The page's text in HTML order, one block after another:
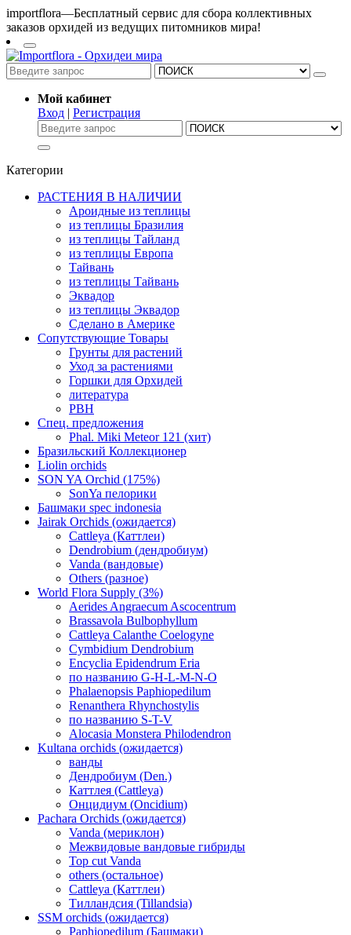
importflora—Бесплатный сервис для сбора коллективных
заказов орхидей из ведущих питомников мира!
Мой кабинет
Вход | Регистрация
Категории
РАСТЕНИЯ В НАЛИЧИИ
Ароидные из теплицы
из теплицы Бразилия
из теплицы Тайланд
из теплицы Европа
Тайвань
из теплицы Тайвань
Эквадор
из теплицы Эквадор
Сделано в Америке
Сопутствующие Товары
Грунты для растений
Уход за растениями
Горшки для Орхидей
литература
РВН
Спец. предложения
Phal. Miki Meteor 121 (хит)
Бразильский Коллекционер
Liolin orchids
SON YA Orchid (175%)
SonYa пелорики
Башмаки spec indonesia
Jairak Orchids (ожидается)
Cattleya (Каттлеи)
Dendrobium (дендробиум)
Vanda (вандовые)
Others (разное)
World Flora Supply (3%)
Aerides Angraecum Ascocentrum
Brassavola Bulbophyllum
Cattleya Calanthe Coelogyne
Cymbidium Dendrobium
Encyclia Epidendrum Eria
по названию G-H-L-M-N-O
Phalaenopsis Paphiopedilum
Renanthera Rhynchostylis
по названию S-T-V
Alocasia Monstera Philodendron
Kultana orchids (ожидается)
ванды
Дендробиум (Den.)
Каттлея (Cattleya)
Онцидиум (Oncidium)
Pachara Orchids (ожидается)
Vanda (мериклон)
Межвидовые вандовые гибриды
Top cut Vanda
others (остальное)
Cattleya (Каттлеи)
Тилландсия (Tillandsia)
SSM orchids (ожидается)
Paphiopedilum (Башмаки)